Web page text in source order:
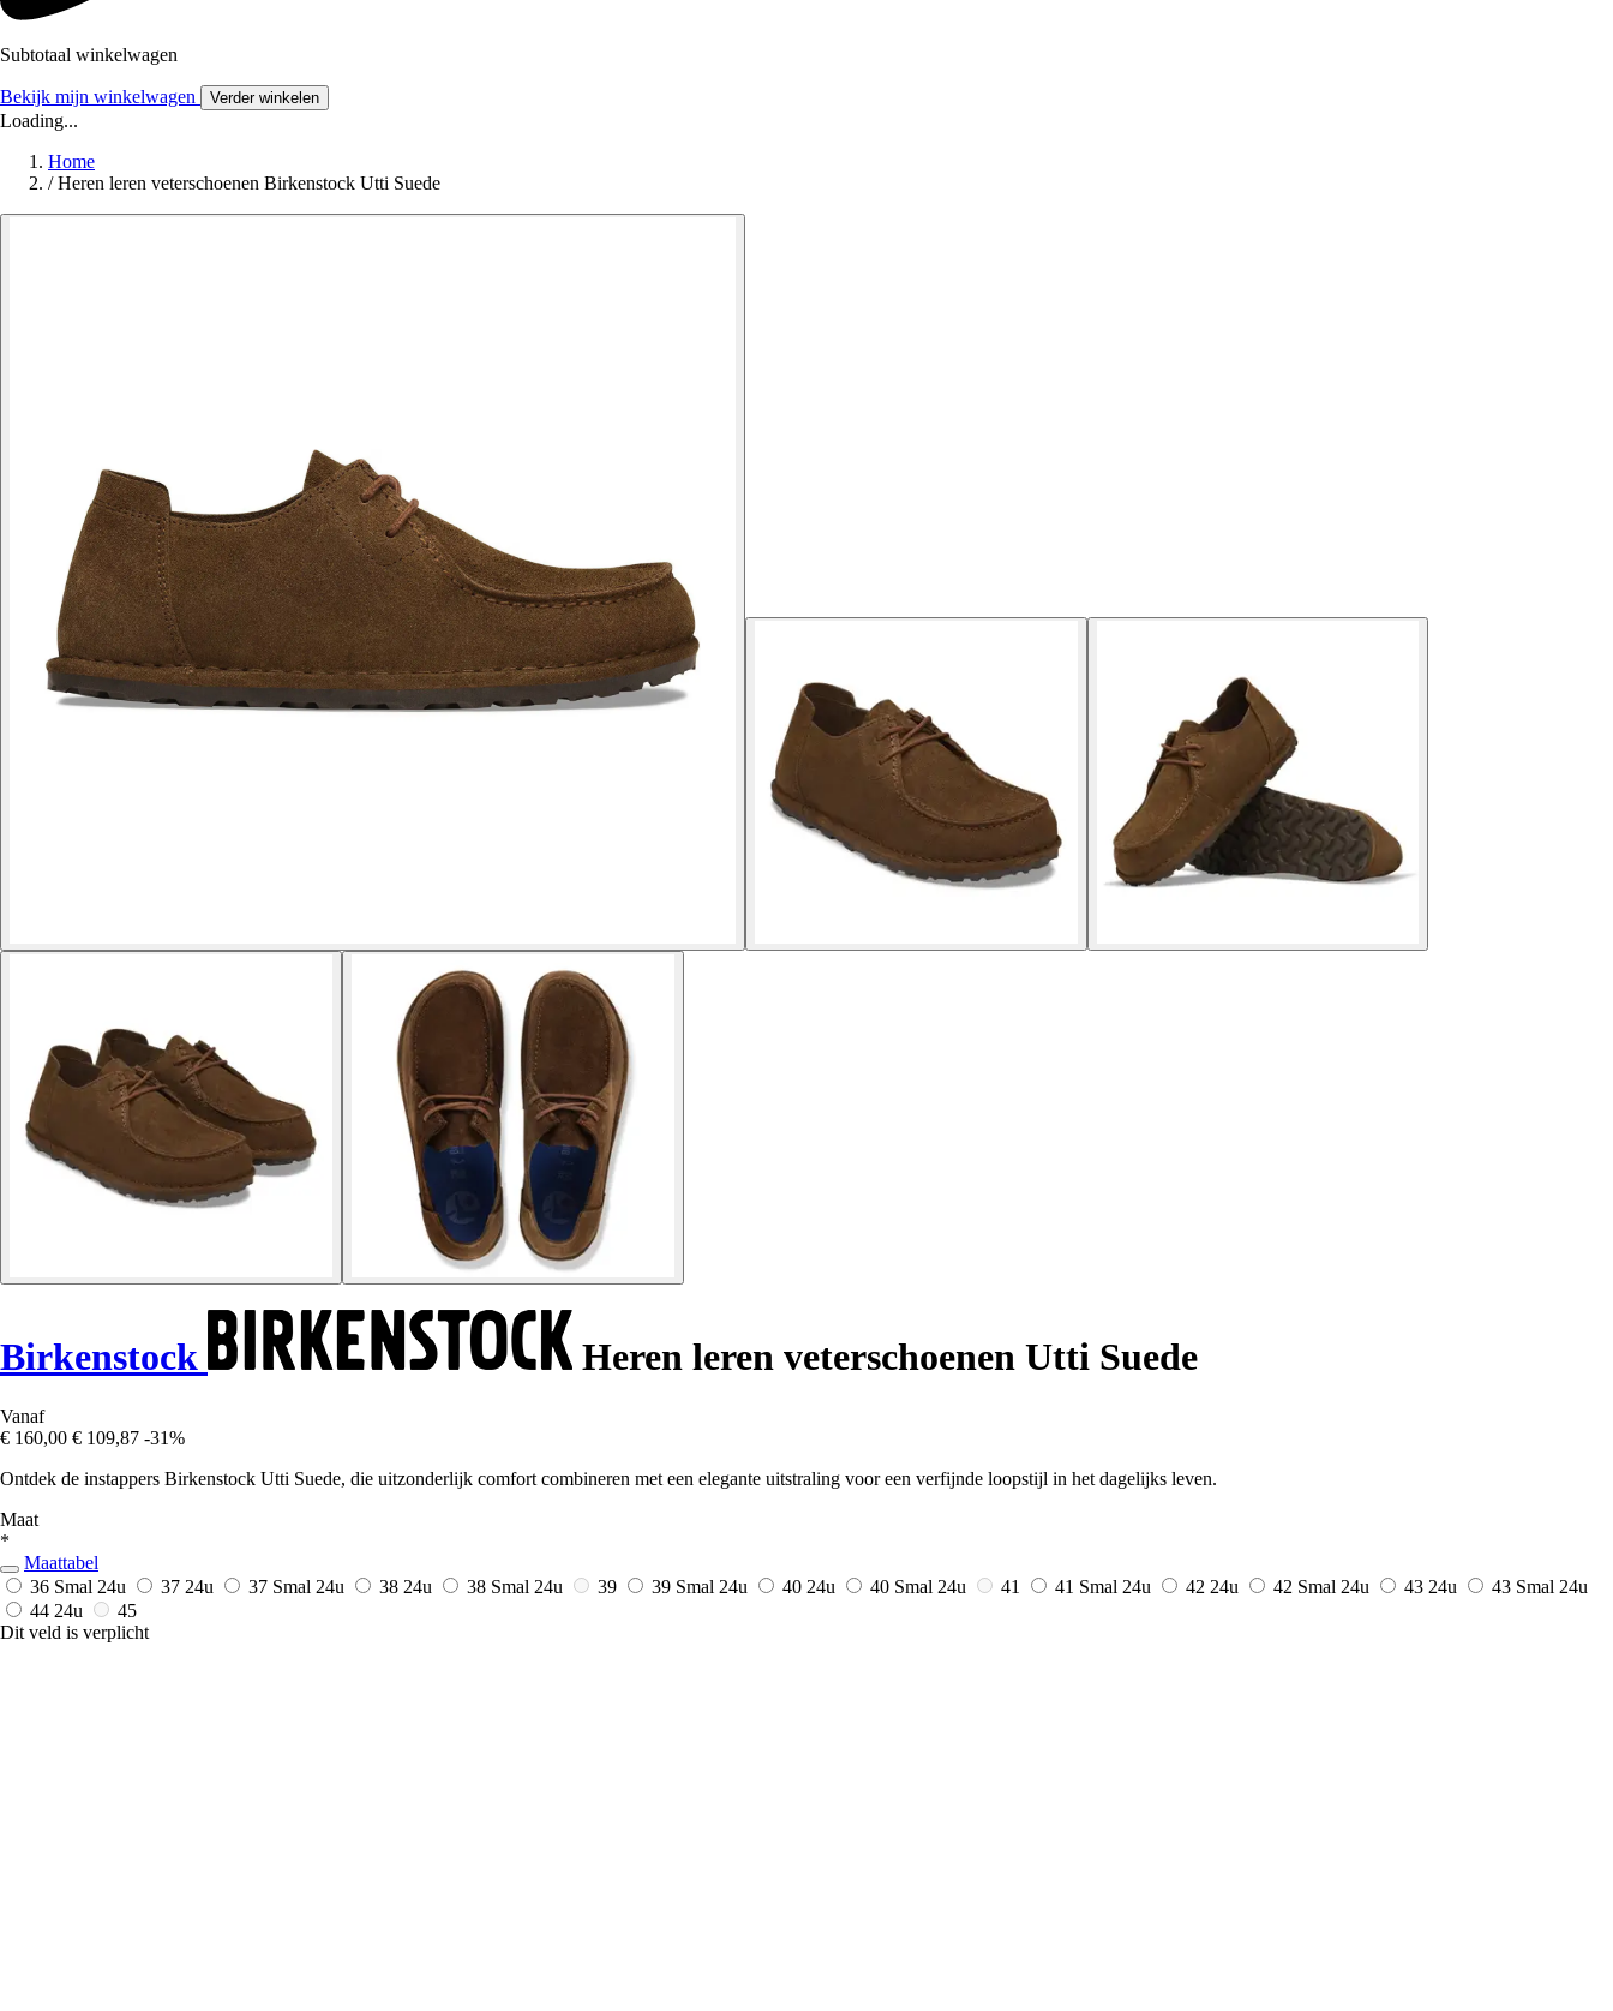
Subtotaal winkelwagen
Bekijk mijn winkelwagen Verder winkelen
Loading...
Home
/ Heren leren veterschoenen Birkenstock Utti Suede
Birkenstock Heren leren veterschoenen Utti Suede
Vanaf
€ 160,00 € 109,87 -31%
Ontdek de instappers Birkenstock Utti Suede, die uitzonderlijk comfort combineren met een elegante uitstraling voor een verfijnde loopstijl in het dagelijks leven.
Maat
*
Maattabel
36 Smal 24u 37 24u 37 Smal 24u 38 24u 38 Smal 24u 39 39 Smal 24u 40 24u 40 Smal 24u 41 41 Smal 24u 42 24u 42 Smal 24u 43 24u 43 Smal 24u
44 24u
45
Dit veld is verplicht